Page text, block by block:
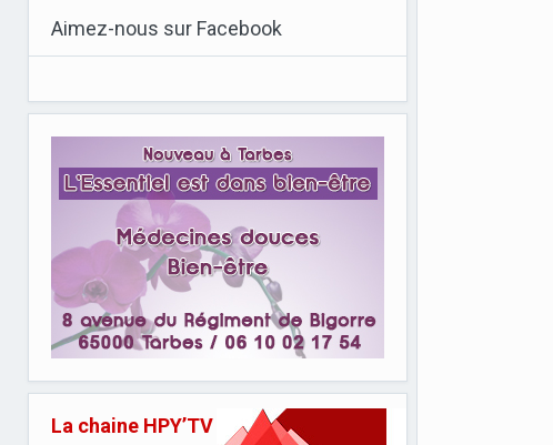
Aimez-nous sur Facebook
La chaine HPY’TV